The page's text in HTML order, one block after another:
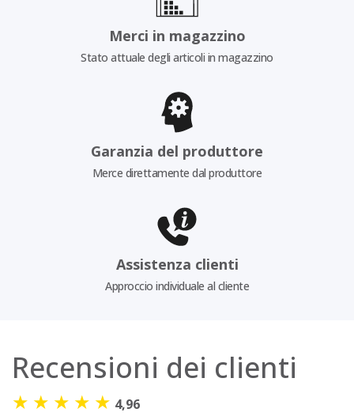
Merci in magazzino
Stato attuale degli articoli in magazzino
Garanzia del produttore
Merce direttamente dal produttore
Assistenza clienti
Approccio individuale al cliente
Recensioni dei clienti
★ ★ ★ ★ ★ 4,96